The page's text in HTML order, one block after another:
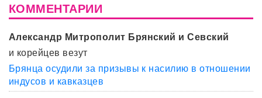
КОММЕНТАРИИ
Александр Митрополит Брянский и Севский
и корейцев везут
Брянца осудили за призывы к насилию в отношении
индусов и кавказцев